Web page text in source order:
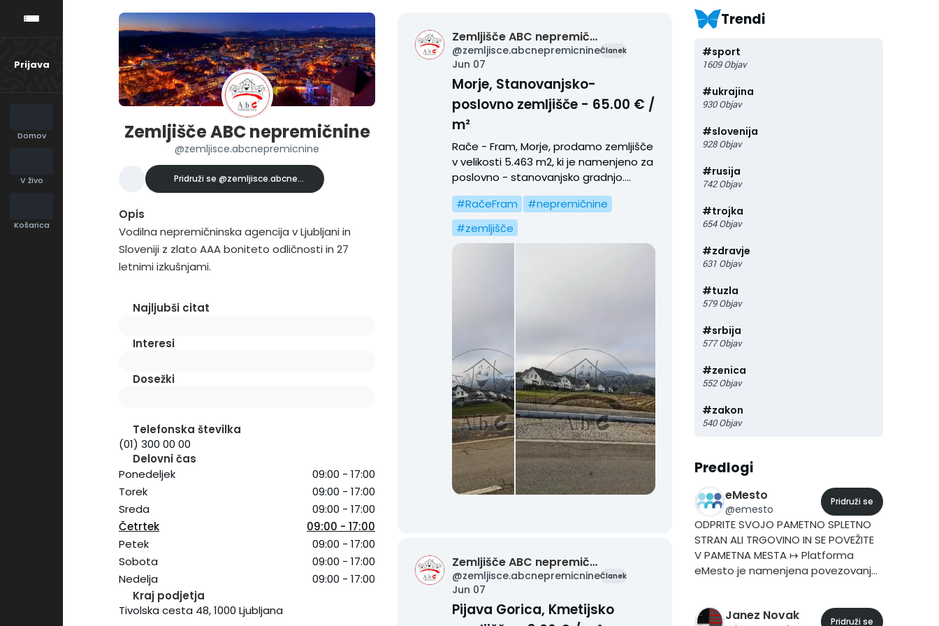
Prijava
Domov
V živo
Košarica
Zemljišče ABC nepremičnine
@zemljisce.abcnepremicnine
Pridruži se @zemljisce.abcnepremicnine
Opis
Vodilna nepremičninska agencija v Ljubljani in
Sloveniji z zlato AAA boniteto odličnosti in 27
letnimi izkušnjami.
Najljubši citat
Interesi
Dosežki
Telefonska številka
(01) 300 00 00
Delovni čas
Ponedeljek
09:00 - 17:00
Torek
09:00 - 17:00
Sreda
09:00 - 17:00
Četrtek
09:00 - 17:00
Petek
09:00 - 17:00
Sobota
09:00 - 17:00
Nedelja
09:00 - 17:00
Kraj podjetja
Tivolska cesta 48,1000 Ljubljana
Zemljišče ABC nepremičnine
@zemljisce.abcnepremicnineČlanek
Jun 07
Morje, Stanovanjsko-
poslovno zemljišče - 65.00 € /
m²
Rače - Fram, Morje, prodamo zemljišče
v velikosti 5.463 m2, ki je namenjeno za
poslovno - stanovanjsko gradnjo.
Zemljišče leži ob novo nastalem
naselju ob regionali cesti Slovenska
Bistrica - Maribor. Zemljišče je
pravokotne oblike in ni komunalno
lokacijske informacije:
- osnovna namenska raba: stavbno
zemljišče,
- vrste dopustnih objektov glede na
namen: stanovanjske stavbe -
enostanovanjske, dvostanovanjske in
večstanovanjske, trgovska, gostinska
in druge stavbe za storitvene
dopustna odstopanja 20 % + ali -
- streha: klasična dvokapna streha
- na zemljišču možna postavitev
#RačeFram #nepremičnine
#zemljišče
Zemljišče ABC nepremičnine
@zemljisce.abcnepremicnineČlanek
Jun 07
Pijava Gorica, Kmetijsko
Trendi
#sport
1609 Objav
#ukrajina
930 Objav
#slovenija
928 Objav
#rusija
742 Objav
#trojka
654 Objav
#zdravje
631 Objav
#tuzla
579 Objav
#srbija
577 Objav
#zenica
552 Objav
#zakon
540 Objav
Predlogi
eMesto
@emesto
Pridruži se
ODPRITE SVOJO PAMETNO SPLETNO
STRAN ALI TRGOVINO IN SE POVEŽITE
V PAMETNA MESTA ↦ Platforma
eMesto je namenjena povezovanju
povežemo v omrežje do 212
Janez Novak Pridruži se